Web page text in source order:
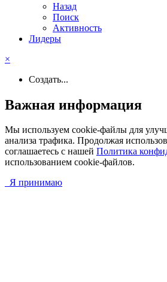
Назад
Поиск
Активность
Лидеры
×
Создать...
Важная информация
Мы используем cookie-файлы для
анализа трафика. Продолжая
соглашаетесь с нашей Политика
использованием cookie-файлов.
Я принимаю